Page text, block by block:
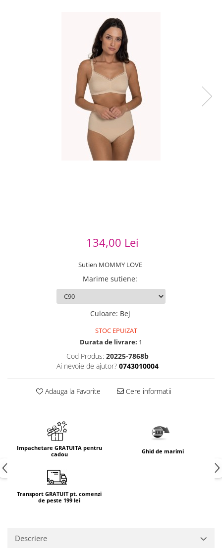
134,00 Lei
Sutien MOMMY LOVE
Marime sutiene:
Culoare: Bej
STOC EPUIZAT
Durata de livrare: 1
Cod Produs: 20225-7868b
Ai nevoie de ajutor? 0743010004
Adauga la Favorite Cere informatii
Impachetare GRATUITA pentru
cadou
Ghid de marimi
Transport GRATUIT pt. comenzi
de peste 199 lei
Descriere